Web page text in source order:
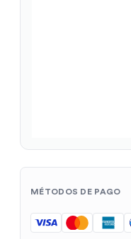
MÉTODOS DE PAGO